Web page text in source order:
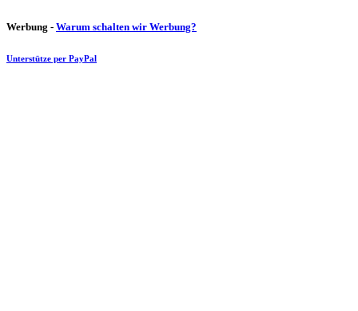
Werbung - Warum schalten wir Werbung?
Unterstütze per PayPal